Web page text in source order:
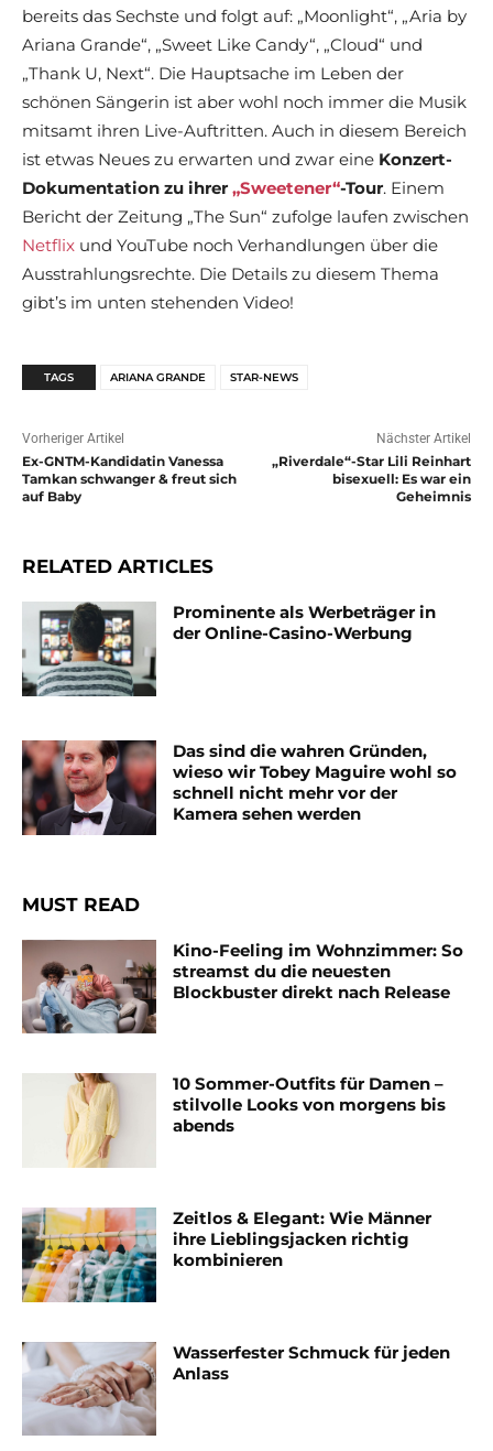
bereits das Sechste und folgt auf: „Moonlight“, „Aria by
Ariana Grande“, „Sweet Like Candy“, „Cloud“ und
„Thank U, Next“. Die Hauptsache im Leben der
schönen Sängerin ist aber wohl noch immer die Musik
mitsamt ihren Live-Auftritten. Auch in diesem Bereich
ist etwas Neues zu erwarten und zwar eine Konzert-
Dokumentation zu ihrer „Sweetener“-Tour. Einem
Bericht der Zeitung „The Sun“ zufolge laufen zwischen
Netflix und YouTube noch Verhandlungen über die
Ausstrahlungsrechte. Die Details zu diesem Thema
gibt’s im unten stehenden Video!
TAGS ARIANA GRANDE STAR-NEWS
Vorheriger Artikel
Ex-GNTM-Kandidatin Vanessa
Tamkan schwanger & freut sich
auf Baby
Nächster Artikel
„Riverdale“-Star Lili Reinhart
bisexuell: Es war ein
Geheimnis
RELATED ARTICLES
Prominente als Werbeträger in
der Online-Casino-Werbung
Das sind die wahren Gründen,
wieso wir Tobey Maguire wohl so
schnell nicht mehr vor der
Kamera sehen werden
MUST READ
Kino-Feeling im Wohnzimmer: So
streamst du die neuesten
Blockbuster direkt nach Release
10 Sommer-Outfits für Damen –
stilvolle Looks von morgens bis
abends
Zeitlos & Elegant: Wie Männer
ihre Lieblingsjacken richtig
kombinieren
Wasserfester Schmuck für jeden
Anlass